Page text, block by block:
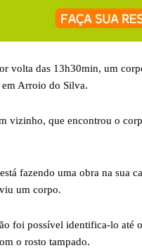
volta das 13h30min, um
em Arroio do Silva.
vizinho, que encontrou o
fazendo uma obra na sua
um corpo.
foi possível identifica-lo até
o rosto tampado.